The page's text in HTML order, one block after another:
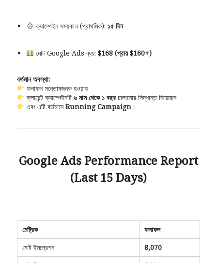
ক্যাম্পেইন সময়কাল (প্রাথমিক): ১৫ দিন
মোট Google Ads ব্যয়: $168 (প্রায় $160+)
বর্তমান অবস্থা:
ফলাফল সন্তোষজনক হওয়ায়
ক্লায়েন্ট ক্যাম্পেইনটি ৬ মাস থেকে ১ বছরচালানোর সিদ্ধান্ত নিয়েছেন
এবং এটি বর্তমানেRunning Campaign।
Google Ads Performance Report
(Last 15 Days)
মেট্রিক
ফলাফল
মোট ইমপ্রেশন
8,070